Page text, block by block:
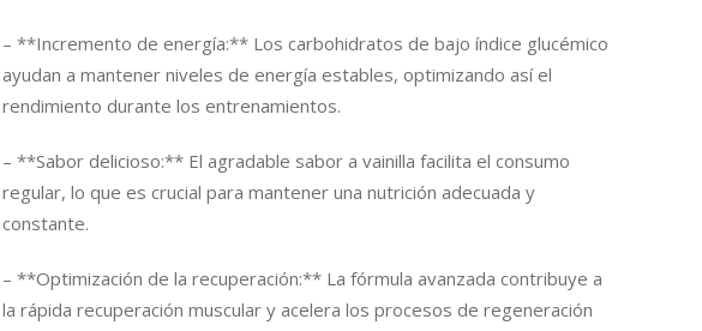
– **Incremento de energía:** Los carbohidratos de bajo índice glucémico
ayudan a mantener niveles de energía estables, optimizando así el
rendimiento durante los entrenamientos.
– **Sabor delicioso:** El agradable sabor a vainilla facilita el consumo
regular, lo que es crucial para mantener una nutrición adecuada y
constante.
– **Optimización de la recuperación:** La fórmula avanzada contribuye a
la rápida recuperación muscular y acelera los procesos de regeneración